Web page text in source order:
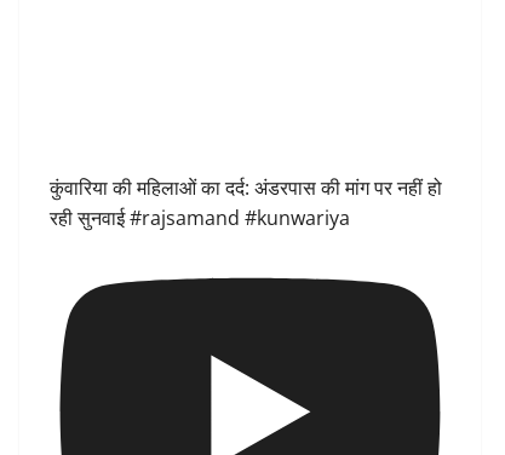
कुंवारिया की महिलाओं का दर्द: अंडरपास की मांग पर नहीं हो
रही सुनवाई #rajsamand #kunwariya